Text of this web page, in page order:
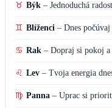
♉ Býk – Jednoduchá
♊ Blíženci – Dnes
♋ Rak – Dopraj si pokoj a
♌ Lev – Tvoja energia
♍ Panna – Uprac si